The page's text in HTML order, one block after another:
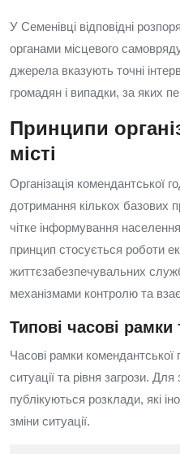
У Семенівці відповідні
органами місцевого
джерела вказують точні
громадян і випадки, за яких
Принципи
місті
Організація комендантської
дотримання кількох
чітке інформування
принцип стосується роботи
життєзабезпечувальних
механізмами контролю та
Типові часові рамки
Часові рамки
ситуації та рівня загрози.
публікуються розклади, які
зміни ситуації.